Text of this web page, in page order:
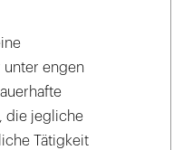
unter engen
die jegliche
Tätigkeit